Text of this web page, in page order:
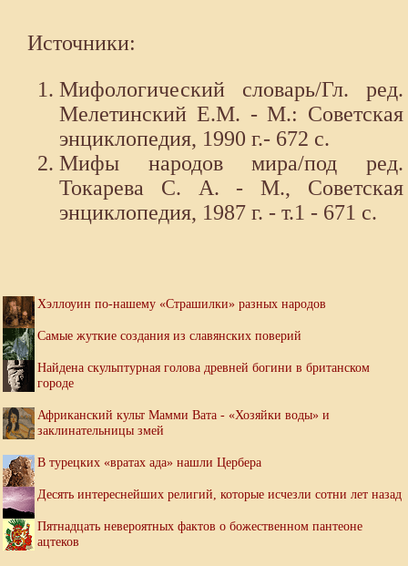
Источники:
Мифологический словарь/Гл. ред.
Мелетинский Е.М. - М.: Советская
энциклопедия, 1990 г.- 672 с.
Мифы народов мира/под ред.
Токарева С. А. - М., Советская
энциклопедия, 1987 г. - т.1 - 671 с.
Хэллоуин по-нашему «Страшилки» разных народов
Самые жуткие создания из славянских поверий
Найдена скульптурная голова древней богини в британском
городе
Африканский культ Мамми Вата - «Хозяйки воды» и
заклинательницы змей
В турецких «вратах ада» нашли Цербера
Десять интереснейших религий, которые исчезли сотни лет назад
Пятнадцать невероятных фактов о божественном пантеоне
ацтеков